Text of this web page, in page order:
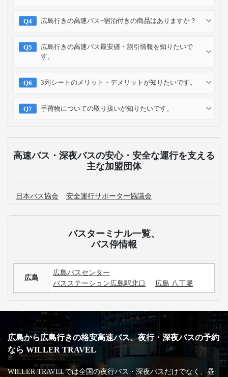
広島行きの高速バス+宿泊付きの商品はありますか？
広島行きの高速バス最安値・割引情報を知りたいで
す。
3列シートのメリット・デメリットが知りたいです。
手荷物についての取り扱いが知りたいです。
高速バス・深夜バスの安心・安全な運行を支える
主な加盟団体
日本バス協会 安全運行サポーター協議会
バスターミナル一覧、
バス停情報
広島
広島バスセンター
バスステーション広島駅北口
広島 八丁堀
広島から広島行きの格安高速バス、夜行・深夜バスの予約
なら WILLER TRAVEL
WILLER TRAVELでは全国の夜行バス・深夜バスだけでなく、昼